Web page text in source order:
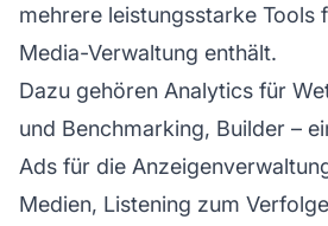
mehrere leistungsstarke Tools
Media-Verwaltung enthält.
Dazu gehören Analytics für
und Benchmarking, Builder –
Ads für die
Medien, Listening zum